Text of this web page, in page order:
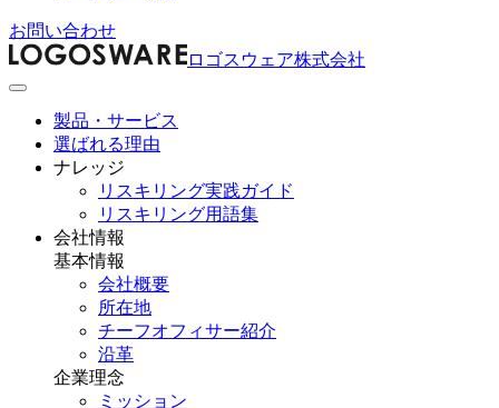
お問い合わせ
ロゴスウェア株式会社
製品・サービス
選ばれる理由
ナレッジ
リスキリング実践ガイド
リスキリング用語集
会社情報
基本情報
会社概要
所在地
チーフオフィサー紹介
沿革
企業理念
ミッション